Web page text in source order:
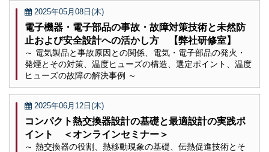
2025年05月08日(木)
電子機器・電子部品の事故・故障対策技術と未然防
止および安全設計への活かし方 【弊社研修室】
～ 電気製品と事故原因との関係、電気・電子部品の発火・
発煙とその対策、温度ヒューズの構造、選定ポイント、温度
ヒューズの故障の解決事例 ～
2025年06月12日(木)
コンパクト熱交換器設計の基礎と最適設計の実践ポ
イント ＜オンラインセミナー＞
～ 熱交換器の役割、熱移動現象の基礎、伝熱促進技術とそ